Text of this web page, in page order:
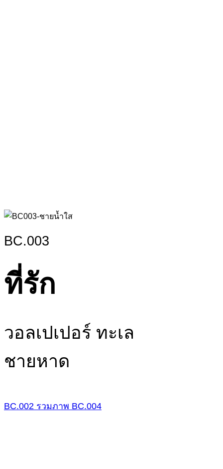
BC.003
ที่รัก
วอลเปเปอร์ ทะเล
ชายหาด
BC.002 รวมภาพ BC.004